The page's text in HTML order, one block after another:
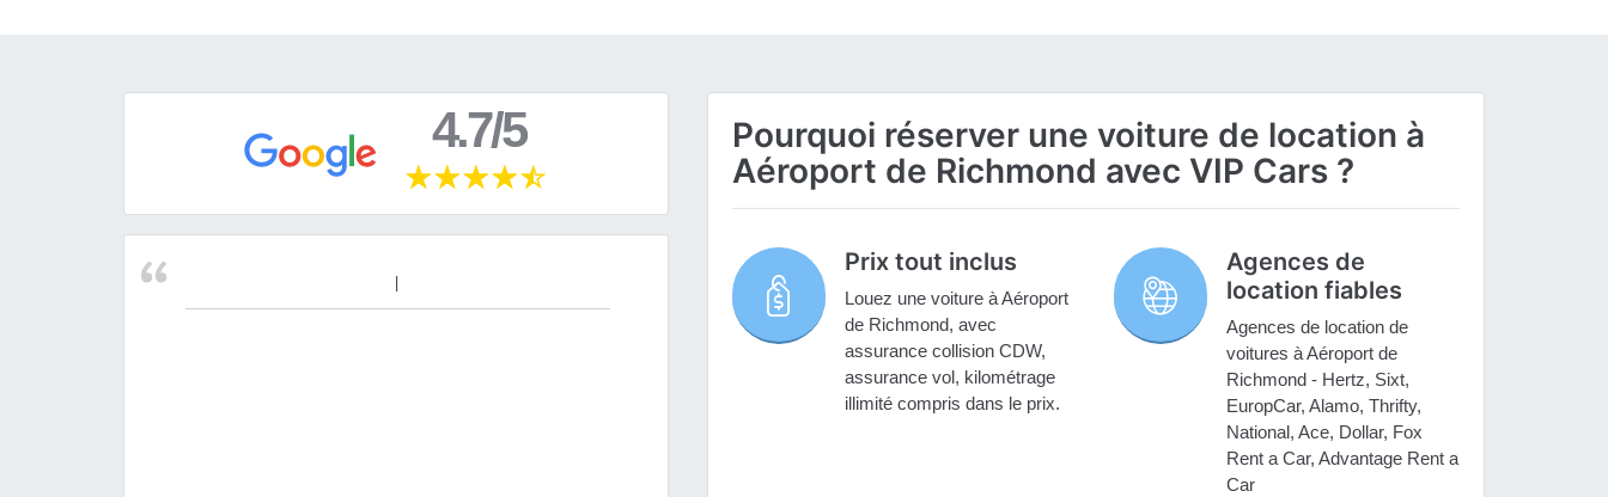
4.7/5
Pourquoi réserver une voiture de location à
Aéroport de Richmond avec VIP Cars ?
Prix tout inclus
Louez une voiture à Aéroport
de Richmond, avec
assurance collision CDW,
assurance vol, kilométrage
illimité compris dans le prix.
Agences de
location fiables
Agences de location de
voitures à Aéroport de
Richmond - Hertz, Sixt,
EuropCar, Alamo, Thrifty,
National, Ace, Dollar, Fox
Rent a Car, Advantage Rent a
Car